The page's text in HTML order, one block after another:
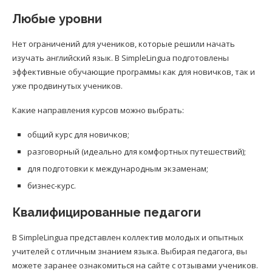
Любые уровни
Нет ограничений для учеников, которые решили начать
изучать английский язык. В SimpleLingua подготовлены
эффективные обучающие программы как для новичков, так и
уже продвинутых учеников.
Какие направления курсов можно выбрать:
общий курс для новичков;
разговорный (идеально для комфортных путешествий);
для подготовки к международным экзаменам;
бизнес-курс.
Квалифицированные педагоги
В SimpleLingua представлен коллектив молодых и опытных
учителей с отличным знанием языка. Выбирая педагога, вы
можете заранее ознакомиться на сайте с отзывами учеников.